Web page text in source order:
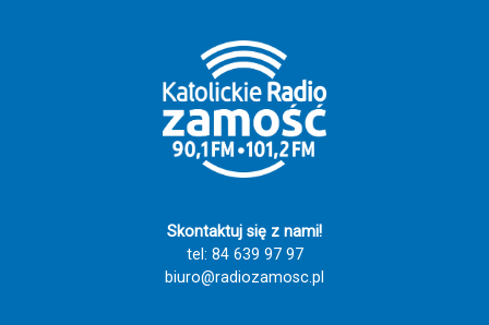
minionego roku oraz rozmów o
planach i wyzwaniach, jakie przyniesie
2025 rok.
Skontaktuj się z nami!
tel: 84 639 97 97
biuro@radiozamosc.pl